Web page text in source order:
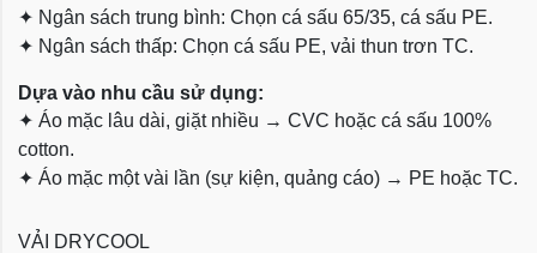
✦ Ngân sách trung bình: Chọn cá sấu 65/35, cá sấu PE.
✦ Ngân sách thấp: Chọn cá sấu PE, vải thun trơn TC.
Dựa vào nhu cầu sử dụng:
✦ Áo mặc lâu dài, giặt nhiều → CVC hoặc cá sấu 100%
cotton.
✦ Áo mặc một vài lần (sự kiện, quảng cáo) → PE hoặc TC.
VẢI DRYCOOL